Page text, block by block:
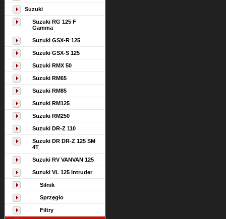
Suzuki
Suzuki RG 125 F
Gamma
Suzuki GSX-R 125
Suzuki GSX-S 125
Suzuki RMX 50
Suzuki RM65
Suzuki RM85
Suzuki RM125
Suzuki RM250
Suzuki DR-Z 110
Suzuki DR DR-Z 125 SM
4T
Suzuki RV VANVAN 125
Suzuki VL 125 Intruder
Silnik
Sprzęgło
Filtry